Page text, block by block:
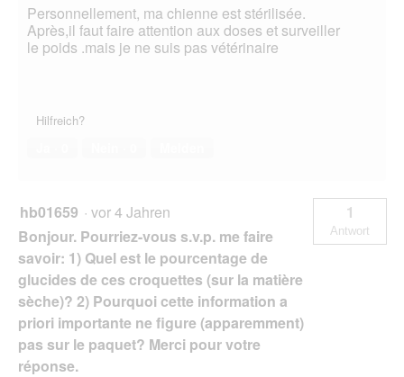
Personnellement, ma chienne est stérilisée.
Après,il faut faire attention aux doses et surveiller
le poids .mais je ne suis pas vétérinaire
Hilfreich?
hb01659 · vor 4 Jahren
Bonjour. Pourriez-vous s.v.p. me faire
savoir: 1) Quel est le pourcentage de
glucides de ces croquettes (sur la matière
sèche)? 2) Pourquoi cette information a
priori importante ne figure (apparemment)
pas sur le paquet? Merci pour votre
réponse.
1
Antwort